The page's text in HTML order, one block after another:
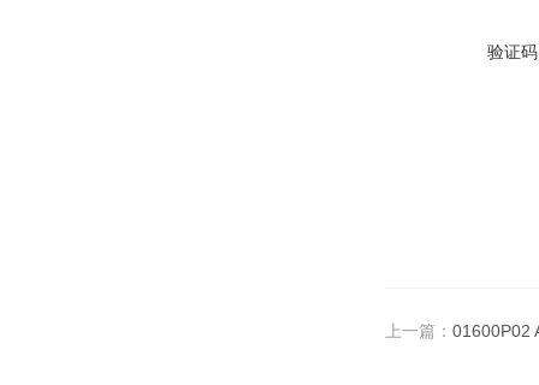
验证
上一篇： 01600P02